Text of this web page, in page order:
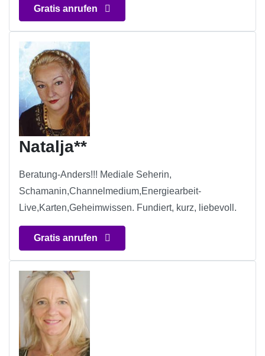
Gratis anrufen
Natalja**
Beratung-Anders!!! Mediale Seherin,
Schamanin,Channelmedium,Energiearbeit-
Live,Karten,Geheimwissen. Fundiert, kurz, liebevoll.
Gratis anrufen